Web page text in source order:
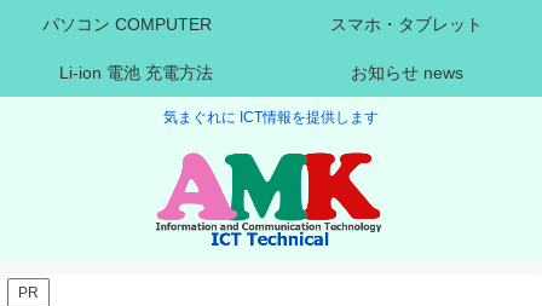
気まぐれに ICT情報を提供します
パソコン COMPUTER スマホ・タブレット
Li-ion 電池 充電方法 お知らせ news
PR